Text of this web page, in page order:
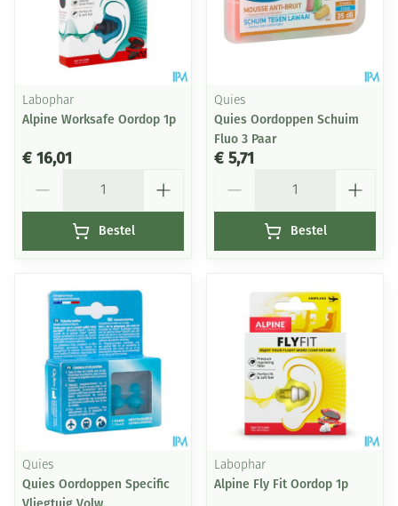
Labophar
Alpine Worksafe Oordop 1p
€ 16,01
Bestel
Quies
Quies Oordoppen Schuim
Fluo 3 Paar
€ 5,71
Bestel
Quies
Quies Oordoppen Specific
Labophar
Alpine Fly Fit Oordop 1p